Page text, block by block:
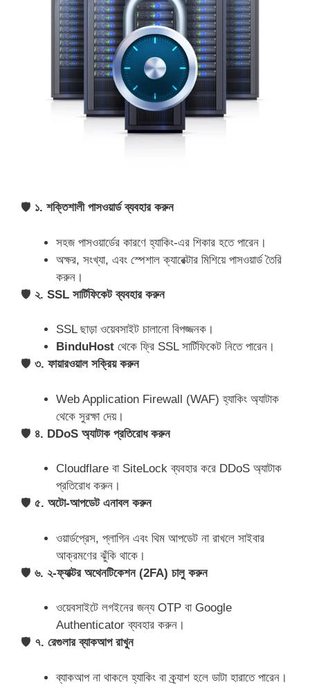
🛡 ১. শক্তিশালী পাসওয়ার্ড ব্যবহার করুন
সহজ পাসওয়ার্ডের কারণে হ্যাকিং-এর শিকার হতে পারেন।
অক্ষর, সংখ্যা, এবং স্পেশাল ক্যারেক্টার মিশিয়ে পাসওয়ার্ড তৈরি
করুন।
🛡 ২. SSL সার্টিফিকেট ব্যবহার করুন
SSL ছাড়া ওয়েবসাইট চালানো বিপজ্জনক।
BinduHost থেকে ফ্রি SSL সার্টিফিকেট নিতে পারেন।
🛡 ৩. ফায়ারওয়াল সক্রিয় করুন
Web Application Firewall (WAF) হ্যাকিং অ্যাটাক
থেকে সুরক্ষা দেয়।
🛡 ৪. DDoS অ্যাটাক প্রতিরোধ করুন
Cloudflare বা SiteLock ব্যবহার করে DDoS অ্যাটাক
প্রতিরোধ করুন।
🛡 ৫. অটো-আপডেট এনাবল করুন
ওয়ার্ডপ্রেস, প্লাগিন এবং থিম আপডেট না রাখলে সাইবার
আক্রমণের ঝুঁকি থাকে।
🛡 ৬. ২-ফ্যাক্টর অথেনটিকেশন (2FA) চালু করুন
ওয়েবসাইটে লগইনের জন্য OTP বা Google
Authenticator ব্যবহার করুন।
🛡 ৭. রেগুলার ব্যাকআপ রাখুন
ব্যাকআপ না থাকলে হ্যাকিং বা ক্র্যাশ হলে ডাটা হারাতে পারেন।